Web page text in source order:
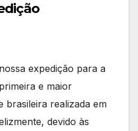
expedição para a
e maior
brasileira realizada em
devido às